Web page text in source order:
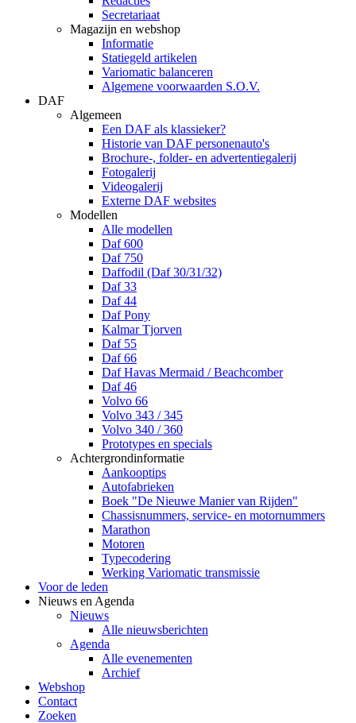
Secretariaat
Magazijn en webshop
Informatie
Statiegeld artikelen
Variomatic balanceren
Algemene voorwaarden S.O.V.
DAF
Algemeen
Een DAF als klassieker?
Historie van DAF personenauto's
Brochure-, folder- en advertentiegalerij
Fotogalerij
Videogalerij
Externe DAF websites
Modellen
Alle modellen
Daf 600
Daf 750
Daffodil (Daf 30/31/32)
Daf 33
Daf 44
Daf Pony
Kalmar Tjorven
Daf 55
Daf 66
Daf Havas Mermaid / Beachcomber
Daf 46
Volvo 66
Volvo 343 / 345
Volvo 340 / 360
Prototypes en specials
Achtergrondinformatie
Aankooptips
Autofabrieken
Boek "De Nieuwe Manier van Rijden"
Chassisnummers, service- en motornummers
Marathon
Motoren
Typecodering
Werking Variomatic transmissie
Voor de leden
Nieuws en Agenda
Nieuws
Alle nieuwsberichten
Agenda
Alle evenementen
Archief
Webshop
Contact
Zoeken